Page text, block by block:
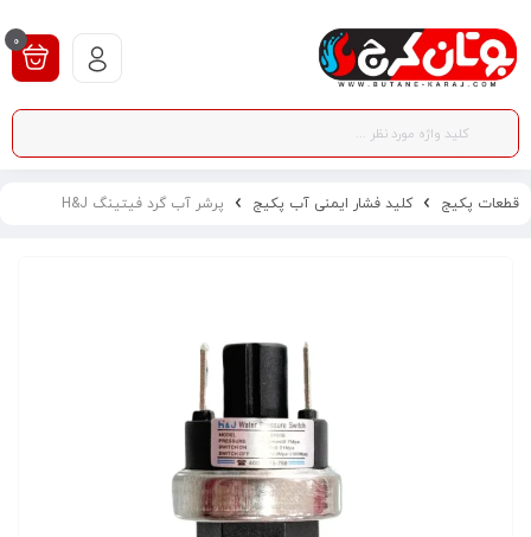
0
قطعات پکیج کلید فشار ایمنی آب پکیج پرشر آب گرد فیتینگ H&J